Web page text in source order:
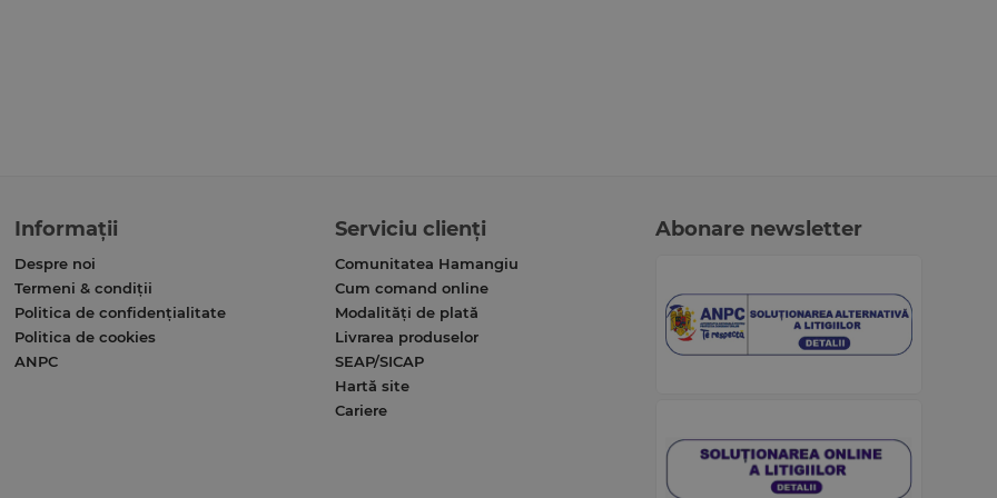
Informații
Despre noi
Termeni & condiții
Politica de confidențialitate
Politica de cookies
ANPC
Serviciu clienți
Comunitatea Hamangiu
Cum comand online
Modalități de plată
Livrarea produselor
SEAP/SICAP
Hartă site
Cariere
Abonare newsletter